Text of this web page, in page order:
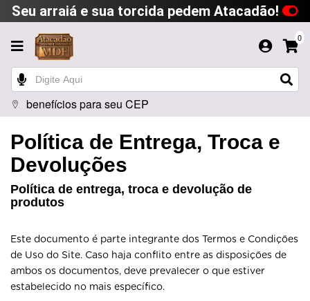
Seu arraiá e sua torcida pedem Atacadão!
0
benefícios para seu CEP
Política de Entrega, Troca e
Devoluções
Política de entrega, troca e devolução de
produtos
Este documento é parte integrante dos Termos e Condições
de Uso do Site. Caso haja conflito entre as disposições de
ambos os documentos, deve prevalecer o que estiver
estabelecido no mais específico.